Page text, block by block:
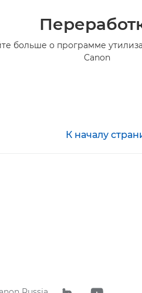
больше о программе
Canon
К началу